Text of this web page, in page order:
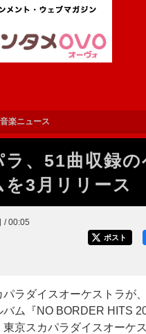
音楽ニュース
ラ、51曲収録の
を3月リリース
/ 00:05
ポスト
ラダイスオーケストラが
バム『NO BORDER HITS
東京スカパラダイスオーケ